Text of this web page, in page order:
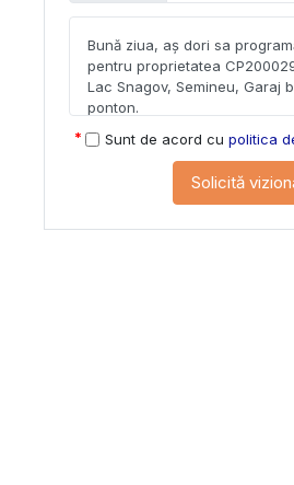
Sunt de acord cu politica
Solicită